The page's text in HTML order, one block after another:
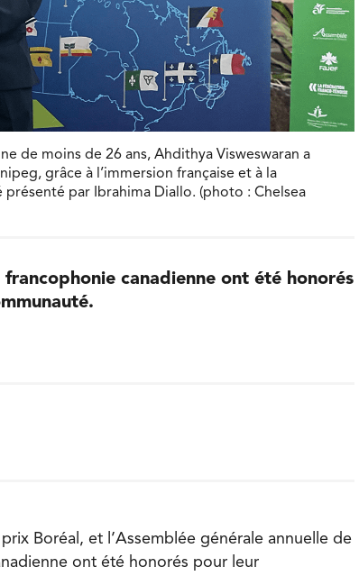
de moins de 26 ans, Ahdithya Visweswaran a
grâce à l’immersion française et à la
par Ibrahima Diallo. (photo : Chelsea
canadienne ont été honorés
Boréal, et l’Assemblée générale annuelle de
ont été honorés pour leur